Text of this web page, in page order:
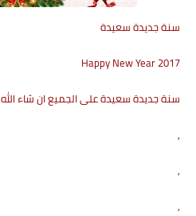
سنة جديدة سعيدة
2017 Happy New Year
سنة جديدة سعيدة على الجميع ان شاء الله
,
,
,